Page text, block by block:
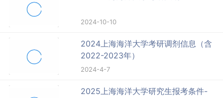
2024-10-10
2024上海海洋大学考研调剂信息（含
2022-2023年）
2024-4-7
2025上海海洋大学研究生报考条件-